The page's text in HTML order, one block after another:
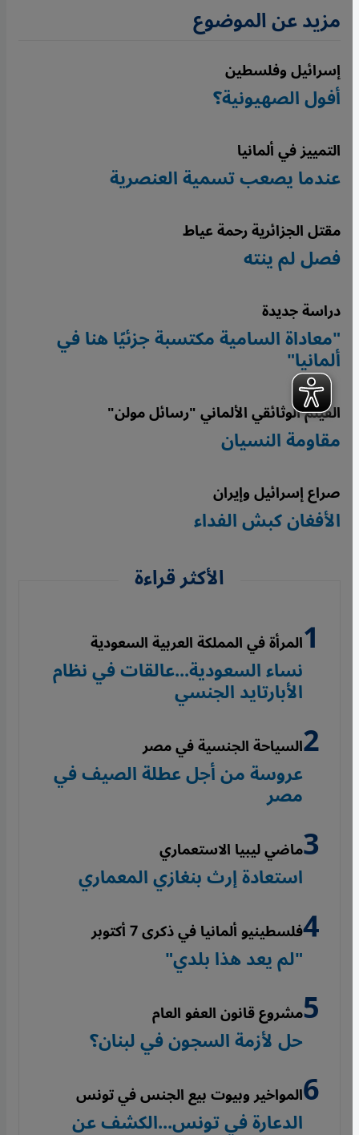
مزيد عن الموضوع
إسرائيل وفلسطين
أفول الصهيونية؟
التمييز في ألمانيا
عندما يصعب تسمية العنصرية
مقتل الجزائرية رحمة عياط
فصل لم ينته
دراسة جديدة
"معاداة السامية مكتسبة جزئيًا هنا في
ألمانيا"
الفيلم الوثائقي الألماني "رسائل مولن"
مقاومة النسيان
صراع إسرائيل وإيران
الأفغان كبش الفداء
الأكثر قراءة
المرأة في المملكة العربية السعودية
نساء السعودية...عالقات في نظام
الأبارتايد الجنسي
السياحة الجنسية في مصر
عروسة من أجل عطلة الصيف في
مصر
ماضي ليبيا الاستعماري
استعادة إرث بنغازي المعماري
فلسطينيو ألمانيا في ذكرى 7 أكتوبر
"لم يعد هذا بلدي"
مشروع قانون العفو العام
حل لأزمة السجون في لبنان؟
المواخير وبيوت بيع الجنس في تونس
الدعارة في تونس...الكشف عن